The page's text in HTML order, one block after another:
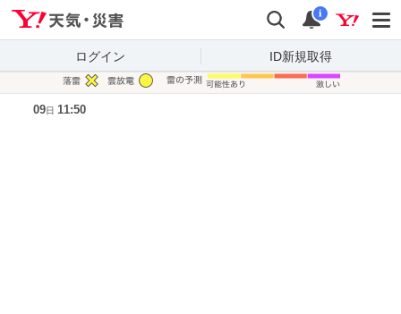
検索 通知
i
ログイン ID新規取得
09日 11:50